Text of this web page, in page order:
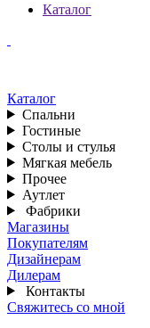
Каталог
Каталог
Спальни
Гостиные
Столы и стулья
Мягкая мебель
Прочее
Аутлет
Фабрики
Магазины
Покупателям
Дизайнерам
Дилерам
Контакты
Свяжитесь со мной